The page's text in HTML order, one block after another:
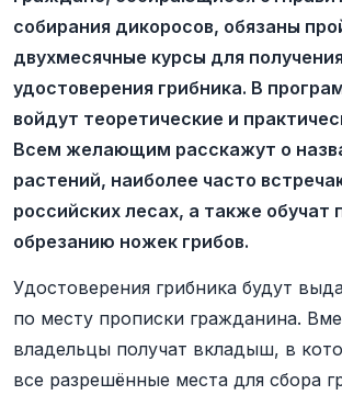
собирания дикоросов, обязаны
двухмесячные курсы для получения
удостоверения грибника. В
войдут теоретические и
Всем желающим расскажут о
растений, наиболее часто
российских лесах, а также обучат
обрезанию ножек грибов.
Удостоверения грибника будут
по месту прописки гражданина.
владельцы получат вкладыш, в
все разрешённые места для сбора